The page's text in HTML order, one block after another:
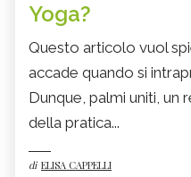
Yoga?
Questo articolo vuol
accade quando si
Dunque, palmi uniti, un
della pratica...
di ELISA CAPPELLI